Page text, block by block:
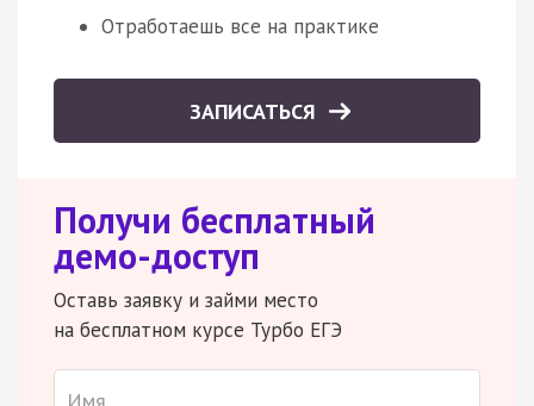
Отработаешь все на практике
ЗАПИСАТЬСЯ
Получи бесплатный
демо-доступ
Оставь заявку и займи место
на бесплатном курсе Турбо ЕГЭ